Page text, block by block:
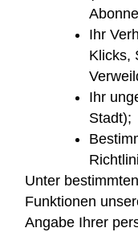
Ihr
Klicks,
Ihr
Stadt);
Unter
Funktionen
Angabe Ihrer